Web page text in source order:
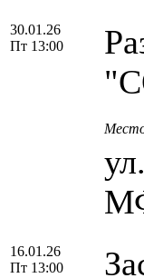
30.01.26
Пт 13:00
16.01.26
Пт 13:00